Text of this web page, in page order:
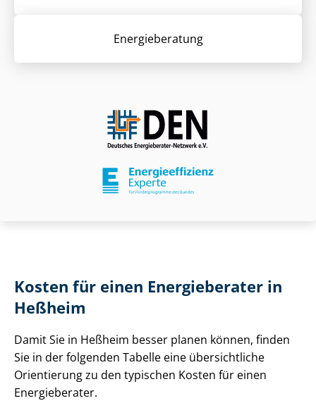
Energieberatung
Kosten für einen Energieberater in
Heßheim
Damit Sie in Heßheim besser planen können, finden
Sie in der folgenden Tabelle eine übersichtliche
Orientierung zu den typischen Kosten für einen
Energieberater.